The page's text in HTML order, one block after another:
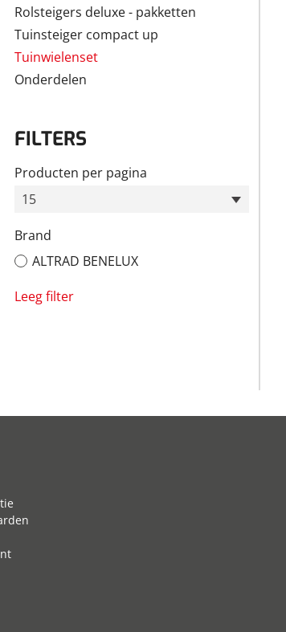
Rolsteigers deluxe - pakketten
Tuinsteiger compact up
Tuinwielenset
Onderdelen
FILTERS
Producten per pagina
15
Brand
ALTRAD BENELUX
Leeg filter